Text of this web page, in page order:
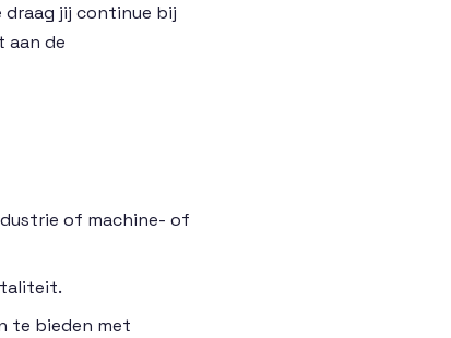
draag jij continue bij
aan de
of machine- of
te bieden met